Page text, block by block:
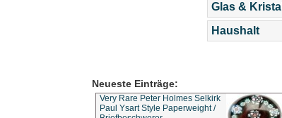
Glas & Kristall
Haushalt
Neueste Einträge:
Very Rare Peter Holmes Selkirk
Paul Ysart Style Paperweight /